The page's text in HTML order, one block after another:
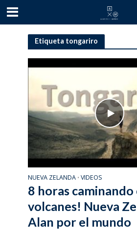
Etiqueta tongariro
NUEVA ZELANDA • VIDEOS
8 horas
volcanes! Nueva
Alan por el mundo